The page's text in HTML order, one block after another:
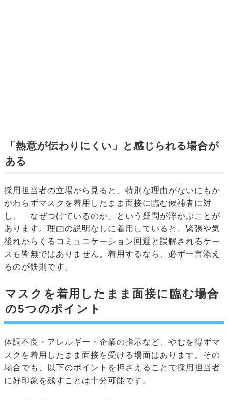
「熱意が伝わりにくい」と感じられる場合が
ある
採用担当者の立場から見ると、特別な理由がないにもか
かわらずマスクを着用したまま面接に臨む候補者に対
し、「なぜつけているのか」という疑問が浮かぶことが
あります。理由の説明なしに着用していると、緊張や気
後れからくるコミュニケーション回避と誤解されるケー
スも皆無ではありません。着用するなら、必ず一言添え
るのが鉄則です。
マスクを着用したまま面接に臨む場合
の5つのポイント
体調不良・アレルギー・企業の指示など、やむを得ずマ
スクを着用したまま面接を受ける場面はあります。その
場合でも、以下のポイントを押さえることで採用担当者
に好印象を残すことは十分可能です。